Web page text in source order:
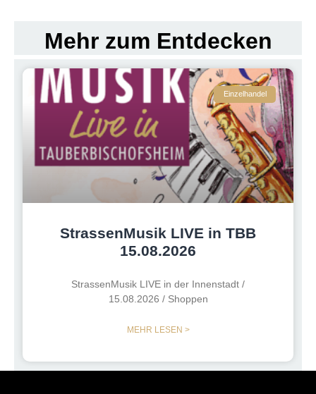
Mehr zum Entdecken
Einzelhandel
StrassenMusik LIVE in TBB
15.08.2026
StrassenMusik LIVE in der Innenstadt /
15.08.2026 / Shoppen
MEHR LESEN >